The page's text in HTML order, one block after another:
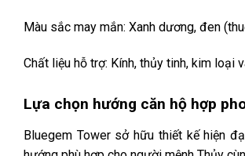
Màu sắc may mắn: Xanh dương, đen
Chất liệu hỗ trợ: Kính, thủy tinh, kim loại
Lựa chọn hướng căn hộ hợp
Bluegem Tower sở hữu thiết kế hiện